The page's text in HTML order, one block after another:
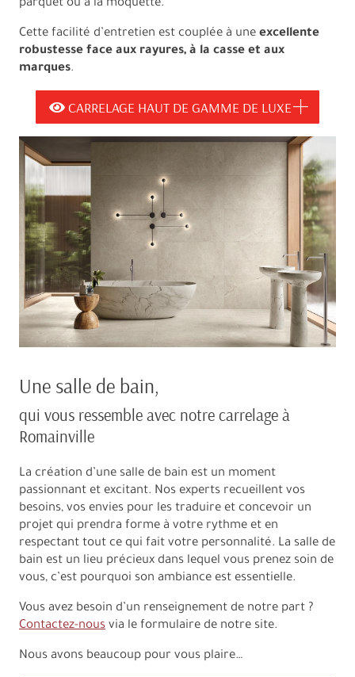
parquet ou à la moquette.
Cette facilité d’entretien est couplée à une excellente
robustesse face aux rayures, à la casse et aux
marques.
CARRELAGE HAUT DE GAMME DE LUXE
Une salle de bain,
qui vous ressemble avec notre carrelage à
Romainville
La création d’une salle de bain est un moment
passionnant et excitant. Nos experts recueillent vos
besoins, vos envies pour les traduire et concevoir un
projet qui prendra forme à votre rythme et en
respectant tout ce qui fait votre personnalité. La salle de
bain est un lieu précieux dans lequel vous prenez soin de
vous, c’est pourquoi son ambiance est essentielle.
Vous avez besoin d’un renseignement de notre part ?
Contactez-nous via le formulaire de notre site.
Nous avons beaucoup pour vous plaire…